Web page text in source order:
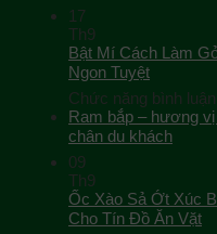
17
Th9
Bật Mí Cách Làm
Ngon Tuyệt
Chức năng bình
Ram bắp – hương
chân du khách
09
Th9
Ốc Xào Sả Ớt Xúc
Cho Tín Đồ Ăn Vặt